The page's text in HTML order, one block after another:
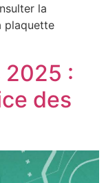
la
plaquette
2025 :
des